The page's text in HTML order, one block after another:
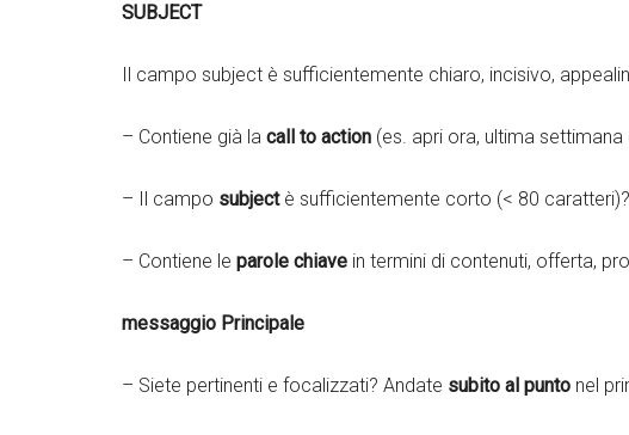
SUBJECT
Il campo subject è sufficientemente chiaro, incisivo,
– Contiene già la call to action (es. apri ora, ultima
– Il campo subjectè sufficientemente corto (< 80 caratteri)?
– Contiene le parole chiave in termini di contenuti, offerta,
messaggio Principale
– Siete pertinenti e focalizzati? Andate subito al punto nel